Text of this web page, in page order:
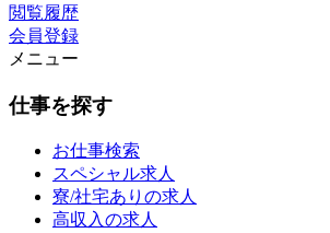
閲覧履歴
会員登録
メニュー
仕事を探す
お仕事検索
スペシャル求人
寮/社宅ありの求人
高収入の求人